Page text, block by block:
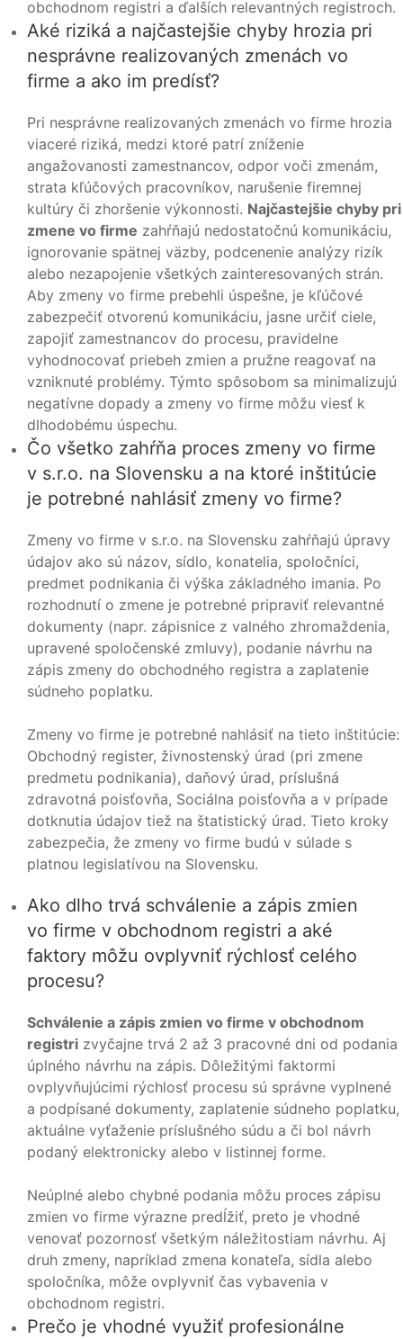
obchodnom registri a ďalších relevantných registroch.
Aké riziká a najčastejšie chyby hrozia pri
nesprávne realizovaných zmenách vo
firme a ako im predísť?
Pri nesprávne realizovaných zmenách vo firme hrozia
viaceré riziká, medzi ktoré patrí zníženie
angažovanosti zamestnancov, odpor voči zmenám,
strata kľúčových pracovníkov, narušenie firemnej
kultúry či zhoršenie výkonnosti. Najčastejšie chyby pri
zmene vo firme zahŕňajú nedostatočnú komunikáciu,
ignorovanie spätnej väzby, podcenenie analýzy rizík
alebo nezapojenie všetkých zainteresovaných strán.
Aby zmeny vo firme prebehli úspešne, je kľúčové
zabezpečiť otvorenú komunikáciu, jasne určiť ciele,
zapojiť zamestnancov do procesu, pravidelne
vyhodnocovať priebeh zmien a pružne reagovať na
vzniknuté problémy. Týmto spôsobom sa minimalizujú
negatívne dopady a zmeny vo firme môžu viesť k
dlhodobému úspechu.
Čo všetko zahŕňa proces zmeny vo firme
v s.r.o. na Slovensku a na ktoré inštitúcie
je potrebné nahlásiť zmeny vo firme?
Zmeny vo firme v s.r.o. na Slovensku zahŕňajú úpravy
údajov ako sú názov, sídlo, konatelia, spoločníci,
predmet podnikania či výška základného imania. Po
rozhodnutí o zmene je potrebné pripraviť relevantné
dokumenty (napr. zápisnice z valného zhromaždenia,
upravené spoločenské zmluvy), podanie návrhu na
zápis zmeny do obchodného registra a zaplatenie
súdneho poplatku.
Zmeny vo firme je potrebné nahlásiť na tieto inštitúcie:
Obchodný register, živnostenský úrad (pri zmene
predmetu podnikania), daňový úrad, príslušná
zdravotná poisťovňa, Sociálna poisťovňa a v prípade
dotknutia údajov tiež na štatistický úrad. Tieto kroky
zabezpečia, že zmeny vo firme budú v súlade s
platnou legislatívou na Slovensku.
Ako dlho trvá schválenie a zápis zmien
vo firme v obchodnom registri a aké
faktory môžu ovplyvniť rýchlosť celého
procesu?
Schválenie a zápis zmien vo firme v obchodnom
registri zvyčajne trvá 2 až 3 pracovné dni od podania
úplného návrhu na zápis. Dôležitými faktormi
ovplyvňujúcimi rýchlosť procesu sú správne vyplnené
a podpísané dokumenty, zaplatenie súdneho poplatku,
aktuálne vyťaženie príslušného súdu a či bol návrh
podaný elektronicky alebo v listinnej forme.
Neúplné alebo chybné podania môžu proces zápisu
zmien vo firme výrazne predĺžiť, preto je vhodné
venovať pozornosť všetkým náležitostiam návrhu. Aj
druh zmeny, napríklad zmena konateľa, sídla alebo
spoločníka, môže ovplyvniť čas vybavenia v
obchodnom registri.
Prečo je vhodné využiť profesionálne